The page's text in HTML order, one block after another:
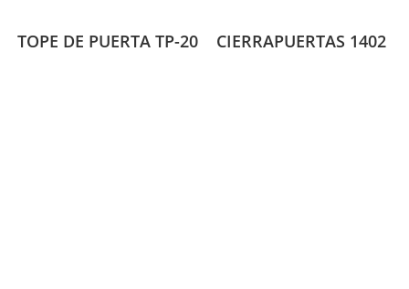
TOPE DE PUERTA TP-20 CIERRAPUERTAS 1402